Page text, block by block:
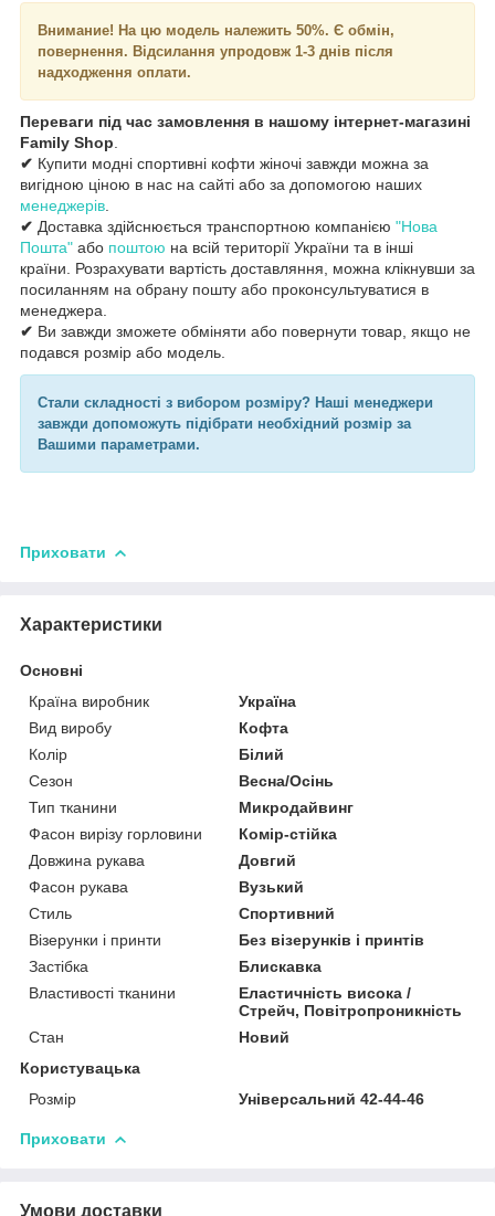
Внимание! На цю модель належить 50%. Є обмін,
повернення. Відсилання упродовж 1-3 днів після
надходження оплати.
Переваги під час замовлення в нашому інтернет-магазині
Family Shop
✔ Купити модні спортивні кофти жіночі завжди можна за
вигідною ціною в нас на сайті або за допомогою наших
менеджерів
✔ Доставка здійснюється транспортною компанією "Нова
Пошта" або поштою на всій території України та в інші
країни. Розрахувати вартість доставляння, можна клікнувши за
посиланням на обрану пошту або проконсультуватися в
менеджера.
✔ Ви завжди зможете обміняти або повернути товар, якщо не
подався розмір або модель.
Стали складності з вибором розміру? Наші менеджери
завжди допоможуть підібрати необхідний розмір за
Вашими параметрами.
Приховати
Характеристики
Основні
Країна виробник
Україна
Вид виробу
Кофта
Колір
Білий
Сезон
Весна/Осінь
Тип тканини
Микродайвинг
Фасон вирізу горловини
Комір-стійка
Довжина рукава
Довгий
Фасон рукава
Вузький
Стиль
Спортивний
Візерунки і принти
Без візерунків і принтів
Застібка
Блискавка
Властивості тканини
Еластичність висока /
Стрейч, Повітропроникність
Стан
Новий
Користувацька
Розмір
Універсальний 42-44-46
Приховати
Умови доставки